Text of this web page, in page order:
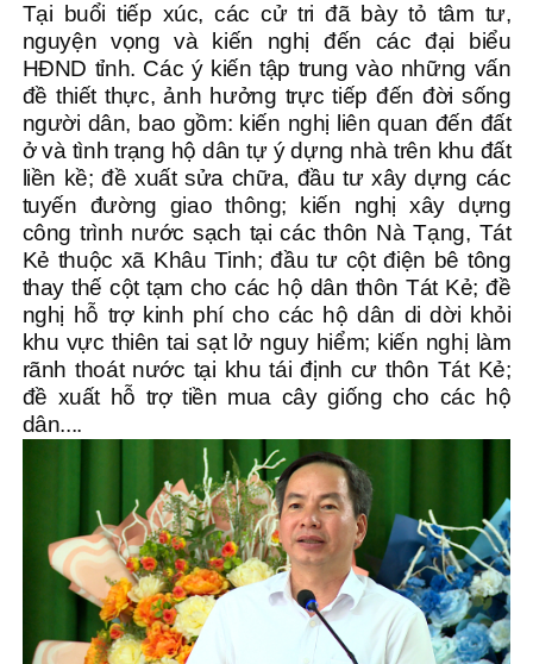
Tại buổi tiếp xúc, các cử tri đã bày tỏ tâm tư,
nguyện vọng và kiến nghị đến các đại biểu
HĐND tỉnh. Các ý kiến tập trung vào những vấn
đề thiết thực, ảnh hưởng trực tiếp đến đời sống
người dân, bao gồm: kiến nghị liên quan đến đất
ở và tình trạng hộ dân tự ý dựng nhà trên khu đất
liền kề; đề xuất sửa chữa, đầu tư xây dựng các
tuyến đường giao thông; kiến nghị xây dựng
công trình nước sạch tại các thôn Nà Tạng, Tát
Kẻ thuộc xã Khâu Tinh; đầu tư cột điện bê tông
thay thế cột tạm cho các hộ dân thôn Tát Kẻ; đề
nghị hỗ trợ kinh phí cho các hộ dân di dời khỏi
khu vực thiên tai sạt lở nguy hiểm; kiến nghị làm
rãnh thoát nước tại khu tái định cư thôn Tát Kẻ;
đề xuất hỗ trợ tiền mua cây giống cho các hộ
dân....